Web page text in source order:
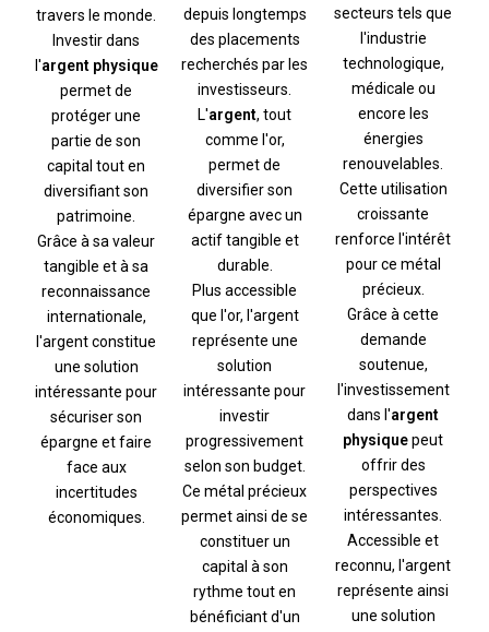
travers le monde.
Investir dans
l'argent physique
permet de
protéger une
partie de son
capital tout en
diversifiant son
patrimoine.
Grâce à sa valeur
tangible et à sa
reconnaissance
internationale,
l'argent constitue
une solution
intéressante pour
sécuriser son
épargne et faire
face aux
incertitudes
économiques.
depuis longtemps
des placements
recherchés par les
investisseurs.
L'argent, tout
comme l'or,
permet de
diversifier son
épargne avec un
actif tangible et
durable.
Plus accessible
que l'or, l'argent
représente une
solution
intéressante pour
investir
progressivement
selon son budget.
Ce métal précieux
permet ainsi de se
constituer un
capital à son
rythme tout en
bénéficiant d'un
secteurs tels que
l'industrie
technologique,
médicale ou
encore les
énergies
renouvelables.
Cette utilisation
croissante
renforce l'intérêt
pour ce métal
précieux.
Grâce à cette
demande
soutenue,
l'investissement
dans l'argent
physiquepeut
offrir des
perspectives
intéressantes.
Accessible et
reconnu, l'argent
représente ainsi
une solution